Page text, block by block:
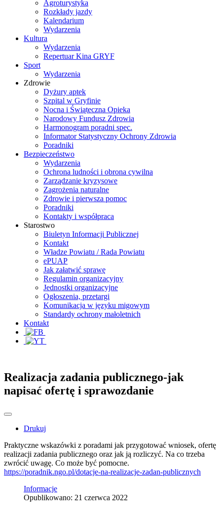
Agroturystyka
Rozkłady jazdy
Kalendarium
Wydarzenia
Kultura
Wydarzenia
Repertuar Kina GRYF
Sport
Wydarzenia
Zdrowie
Dyżury aptek
Szpital w Gryfinie
Nocna i Świąteczna Opieka
Narodowy Fundusz Zdrowia
Harmonogram poradni spec.
Informator Statystyczny Ochrony Zdrowia
Poradniki
Bezpieczeństwo
Wydarzenia
Ochrona ludności i obrona cywilna
Zarządzanie kryzysowe
Zagrożenia naturalne
Zdrowie i pierwsza pomoc
Poradniki
Kontakty i współpraca
Starostwo
Biuletyn Informacji Publicznej
Kontakt
Władze Powiatu / Rada Powiatu
ePUAP
Jak załatwić sprawę
Regulamin organizacyjny
Jednostki organizacyjne
Ogłoszenia, przetargi
Komunikacja w języku migowym
Standardy ochrony małoletnich
Kontakt
Realizacja zadania publicznego-jak
napisać ofertę i sprawozdanie
Drukuj
Praktyczne wskazówki z poradami jak przygotować wniosek, ofertę
realizacji zadania publicznego oraz jak ją rozliczyć. Na co trzeba
zwrócić uwagę. Co może być pomocne.
https://poradnik.ngo.pl/dotacje-na-realizacje-zadan-publicznych
Informacje
Opublikowano: 21 czerwca 2022